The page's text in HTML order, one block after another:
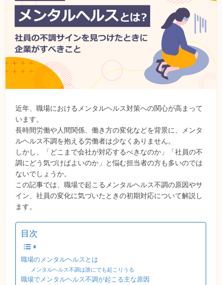
近年、職場におけるメンタルヘルス対策への関心が高まって
います。
長時間労働や人間関係、働き方の変化などを背景に、メンタ
ルヘルス不調を抱える労働者は少なくありません。
しかし、「どこまで会社が対応するべきなのか」「社員の不
調にどう気づけばよいのか」と悩む担当者の方も多いのでは
ないでしょうか。
この記事では、職場で起こるメンタルヘルス不調の原因やサ
イン、社員の変化に気づいたときの初期対応について解説し
ます。
目次
職場のメンタルヘルスとは
メンタルヘルス不調は誰にでも起こりうる
職場でメンタルヘルス不調が起こる主な原因